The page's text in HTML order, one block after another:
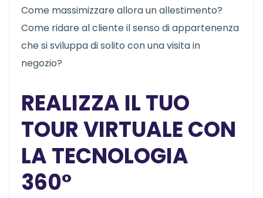
Come massimizzare allora un allestimento?
Come ridare al cliente il senso di appartenenza
che si sviluppa di solito con una visita in
negozio?
REALIZZA IL TUO
TOUR VIRTUALE CON
LA TECNOLOGIA
360°